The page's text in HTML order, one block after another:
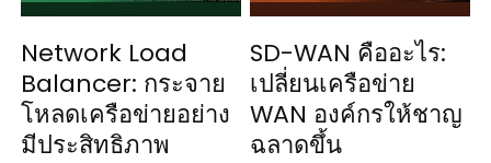
Network Load
Balancer: กระจาย
โหลดเครือข่ายอย่าง
มีประสิทธิภาพ
SD-WAN คืออะไร:
เปลี่ยนเครือข่าย
WAN องค์กรให้ชาญ
ฉลาดขึ้น